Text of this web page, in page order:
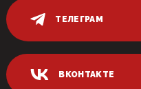
ТЕЛЕГРАМ
ВКОНТАКТЕ